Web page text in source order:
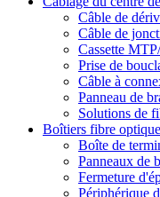
Câble de
Câble de
Cassette
Prise de
Câble à
Panneau de
Solutions de
Boîtiers fibre optique
Boîte de
Panneaux de
Fermeture
Périphérique